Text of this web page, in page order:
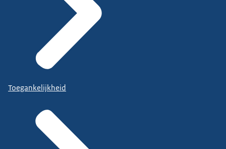
Toegankelijkheid